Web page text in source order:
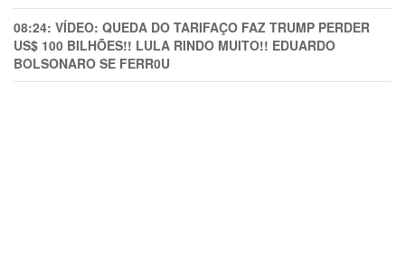
08:24: VÍDEO: QUEDA DO TARIFAÇO FAZ TRUMP PERDER
US$ 100 BILHÕES!! LULA RINDO MUITO!! EDUARDO
BOLSONARO SE FERR0U